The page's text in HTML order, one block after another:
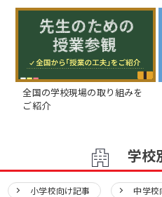
全国の学校現場の取り組みを
ご紹介
学校
小学校向け記事
中学校